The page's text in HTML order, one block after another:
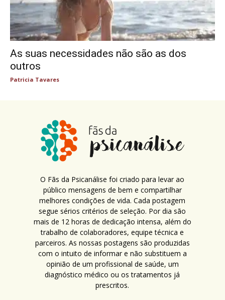
As suas necessidades não são as dos
outros
Patricia Tavares
O Fãs da Psicanálise foi criado para levar ao
público mensagens de bem e compartilhar
melhores condições de vida. Cada postagem
segue sérios critérios de seleção. Por dia são
mais de 12 horas de dedicação intensa, além do
trabalho de colaboradores, equipe técnica e
parceiros. As nossas postagens são produzidas
com o intuito de informar e não substituem a
opinião de um profissional de saúde, um
diagnóstico médico ou os tratamentos já
prescritos.